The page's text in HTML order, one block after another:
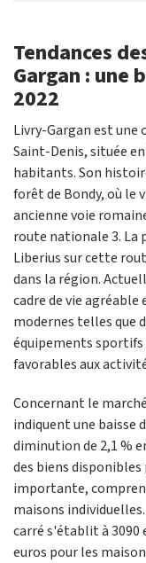
Tendances
Gargan : une
2022
Livry-Gargan est une
Saint-Denis, située
habitants. Son
forêt de Bondy, où le
ancienne voie
route nationale 3. La
Liberius sur cette
dans la région.
cadre de vie
modernes telles que
équipements sportifs
favorables aux
Concernant le
indiquent une baisse
diminution de 2,1 %
des biens
importante,
maisons
carré s'établit à 3090
euros pour les